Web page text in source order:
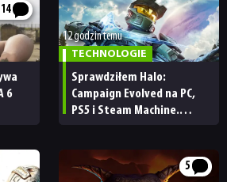
14
6
12 godzin temu
TECHNOLOGIE
Sprawdziłem Halo:
Campaign Evolved na PC,
PS5 i Steam Machine.
[RECENZJA TECHNICZNA]
5